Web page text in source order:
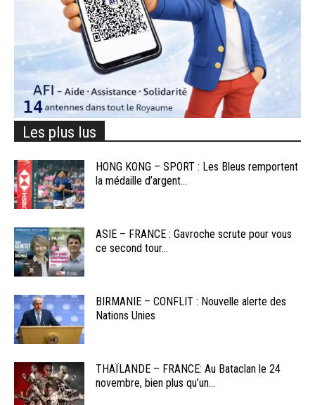
Les plus lus
HONG KONG – SPORT : Les Bleus remportent
la médaille d’argent...
ASIE – FRANCE : Gavroche scrute pour vous
ce second tour...
BIRMANIE – CONFLIT : Nouvelle alerte des
Nations Unies
THAÏLANDE – FRANCE: Au Bataclan le 24
novembre, bien plus qu’un...